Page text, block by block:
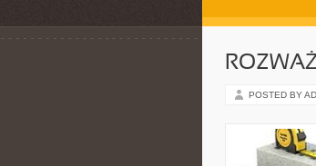
POSTED BY